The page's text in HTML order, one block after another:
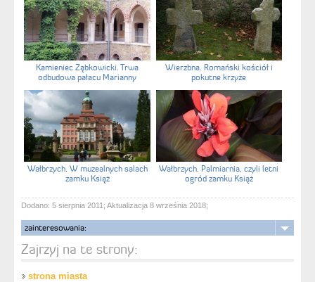
Kamieniec Ząbkowicki. Trwa
odbudowa pałacu Marianny
Wierzbna. Romański kościół i
pokutne krzyże
Wałbrzych. W muzealnych salach
zamku Książ
Wałbrzych. Palmiarnia, czyli letni
ogród zamku Książ
Dodano: 5 sierpnia 2011; Aktualizacja 8 września 2018;
zainteresowania:
Zajrzyj na te strony:
strona miasta